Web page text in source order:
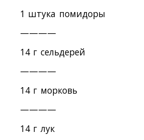
1 штука помидоры
————
14 г сельдерей
————
14 г морковь
————
14 г лук